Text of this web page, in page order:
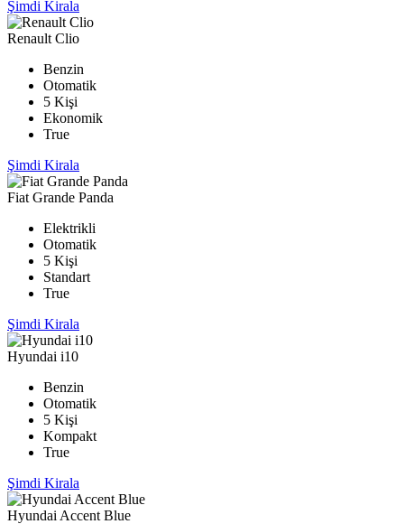
Şimdi Kirala
Renault Clio
Benzin
Otomatik
5 Kişi
Ekonomik
True
Şimdi Kirala
Fiat Grande Panda
Elektrikli
Otomatik
5 Kişi
Standart
True
Şimdi Kirala
Hyundai i10
Benzin
Otomatik
5 Kişi
Kompakt
True
Şimdi Kirala
Hyundai Accent Blue